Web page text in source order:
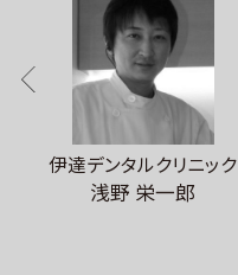
伊達デンタルクリニック
浅野 栄一郎